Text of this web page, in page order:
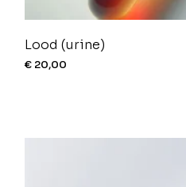
Lood (urine)
€ 20,00